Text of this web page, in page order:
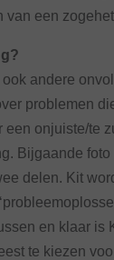
van een
ook andere
problemen
een onjuiste/te
Bijgaande
delen. Kit
en klaar is
te kiezen